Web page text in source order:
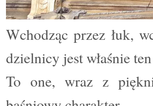
Wchodząc przez łuk,
dzielnicy jest właśnie
To one, wraz z